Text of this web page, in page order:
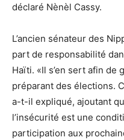
déclaré Nènèl Cassy.
L’ancien sénateur des
part de responsabilité
Haïti. «Il s’en sert afin de
préparant des élections.
a-t-il expliqué, ajoutant
l’insécurité est une
participation aux